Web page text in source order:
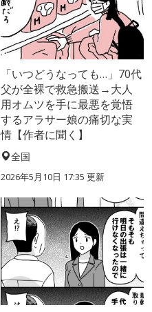
「いつどうなっても…」70代
父が全裸で救急搬送→大人
用オムツを手に最悪を覚悟
するアラサー娘の痛切な実
情【作者に聞く】
全国
2026年5月10日 17:35 更新